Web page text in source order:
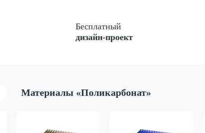
Бесплатный
дизайн-проект
Материалы «Поликарбонат»